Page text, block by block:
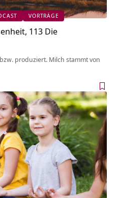
VORTRÄGE
113 Die
produziert. Milch stammt von